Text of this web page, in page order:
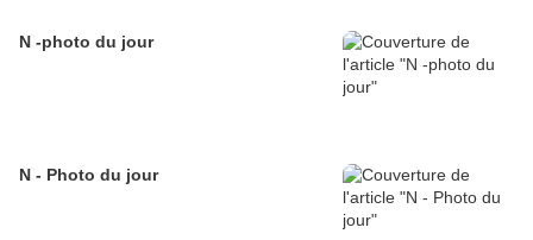
N -photo du jour
N - Photo du jour